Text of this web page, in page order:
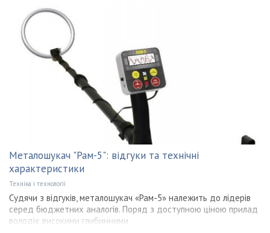
Металошукач "Рам-5": відгуки та технічні
характеристики
Техніка і технології
Судячи з відгуків, металошукач «Рам-5» належить до лідерів
серед бюджетних аналогів. Поряд з доступною ціною прилад
володіє високими глибинними